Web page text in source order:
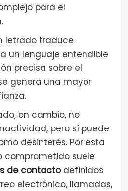
para el
letrado traduce
a un lenguaje entendible
precisa sobre el
genera una mayor
en cambio, no
pero sí puede
desinterés. Por esta
comprometido suele
de contactodefinidos
electrónico, llamadas,